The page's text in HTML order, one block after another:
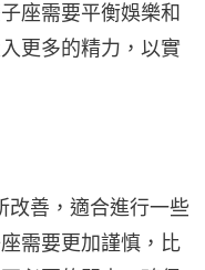
座需要平衡娛樂和
更多的精力，以實
善，適合進行一些
需要更加謹慎，比